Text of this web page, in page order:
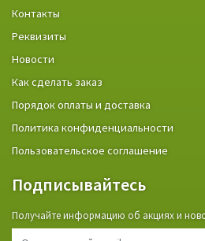
Контакты
Реквизиты
Новости
Как сделать заказ
Порядок оплаты и доставка
Политика конфиденциальности
Пользовательское соглашение
Подписывайтесь
Получайте информацию об акциях и